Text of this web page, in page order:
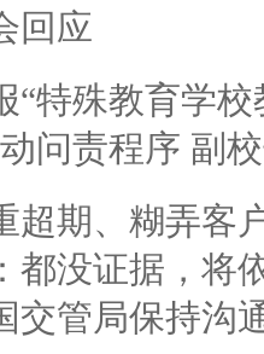
回应
“特殊教育学
问责程序 副
超期、糊弄客
都没证据，将
交管局保持沟